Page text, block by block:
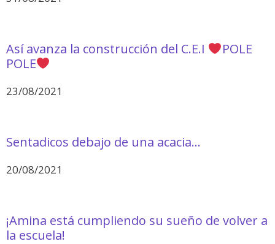
Así avanza la construcción del C.E.I
POLE
POLE
23/08/2021
Sentadicos debajo de una acacia…
20/08/2021
¡Amina está cumpliendo su sueño de volver a
la escuela!